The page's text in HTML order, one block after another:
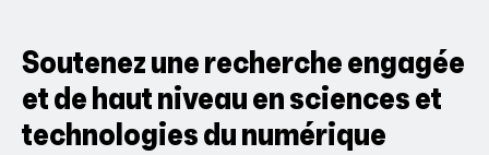
Soutenez une recherche engagée
et de haut niveau en sciences et
technologies du numérique